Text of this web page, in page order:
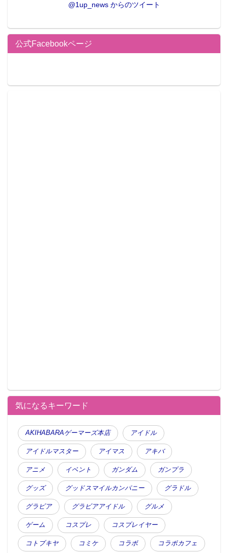
@1up_news からのツイート
公式Facebookページ
気になるキーワード
AKIHABARAゲーマーズ本店 アイドル
アイドルマスター アイマス アキバ
アニメ イベント ガンダム ガンプラ
グッズ グッドスマイルカンパニー グラドル
グラビア グラビアアイドル グルメ
ゲーム コスプレ コスプレイヤー
コトブキヤ コミケ コラボ コラボカフェ